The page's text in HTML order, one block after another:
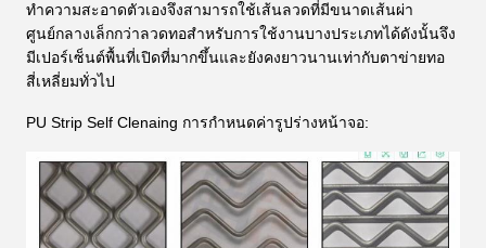
ทำความสะอาดตัวเองจึงสามารถใช้เส้นลวดที่มีขนาดเส้นผ่า
ศูนย์กลางเล็กกว่าลวดทอสำหรับการใช้งานบางประเภทได้ดังนั้นจึง
มีเปอร์เซ็นต์พื้นที่เปิดที่มากขึ้นและยังคงยาวนานเท่ากับตาข่ายทอ
สี่เหลี่ยมทั่วไป
PU Strip Self Clenaing การกำหนดค่ารูปร่างหน้าจอ: